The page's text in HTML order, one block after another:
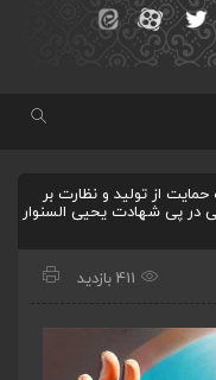
از تولید و نظارت بر
اصل ۴۴ قانون اساسی در پی شهادت یحیی السنوار
411 بازدید